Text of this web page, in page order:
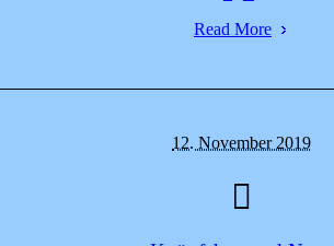
Read More
12. November 2019